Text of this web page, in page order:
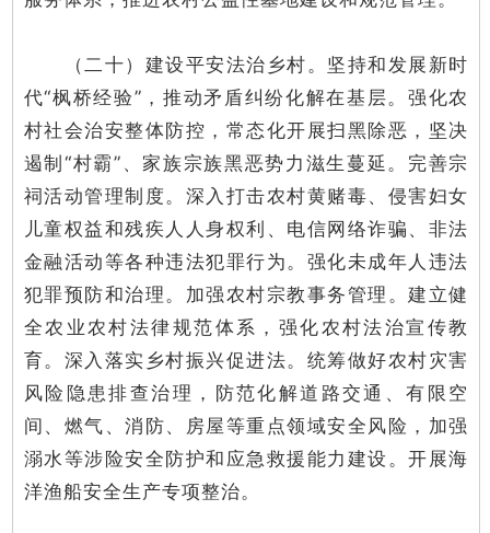
（二十）建设平安法治乡村。坚持和发展新时
代“枫桥经验”，推动矛盾纠纷化解在基层。强化农
村社会治安整体防控，常态化开展扫黑除恶，坚决
遏制“村霸”、家族宗族黑恶势力滋生蔓延。完善宗
祠活动管理制度。深入打击农村黄赌毒、侵害妇女
儿童权益和残疾人人身权利、电信网络诈骗、非法
金融活动等各种违法犯罪行为。强化未成年人违法
犯罪预防和治理。加强农村宗教事务管理。建立健
全农业农村法律规范体系，强化农村法治宣传教
育。深入落实乡村振兴促进法。统筹做好农村灾害
风险隐患排查治理，防范化解道路交通、有限空
间、燃气、消防、房屋等重点领域安全风险，加强
溺水等涉险安全防护和应急救援能力建设。开展海
洋渔船安全生产专项整治。